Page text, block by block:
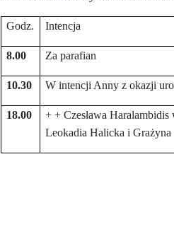
Godz. Intencja
8.00 Za parafian
10.30 W intencji Anny z okazji
18.00
+ + Czesława
Leokadia Halicka i Grażyna